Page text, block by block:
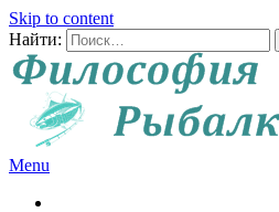
Skip to content
Найти:
Menu